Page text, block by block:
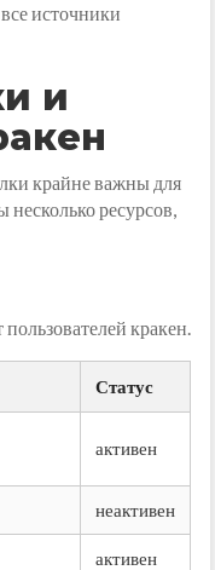
источники
и
крайне важны для
ресурсов,
кракен.
Статус
активен
неактивен
активен